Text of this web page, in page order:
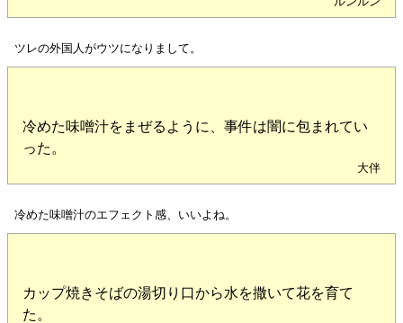
ツレの外国人がウツになりまして。
冷めた味噌汁をまぜるように、事件は闇に包まれてい
った。
大伴
冷めた味噌汁のエフェクト感、いいよね。
カップ焼きそばの湯切り口から水を撒いて花を育て
た。